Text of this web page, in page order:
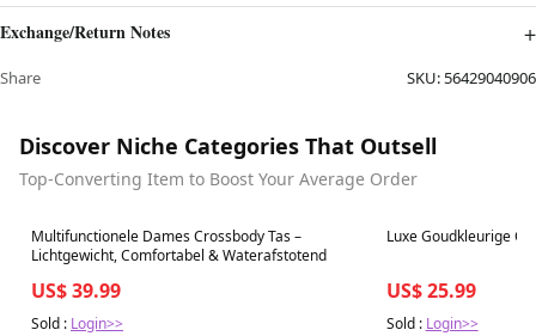
Exchange/Return Notes
Share SKU:56429040906
Discover Niche Categories That Outsell
Top-Converting Item to Boost Your Average Order
Best in 7 days
Multifunctionele Dames Crossbody Tas –
Lichtgewicht, Comfortabel & Waterafstotend
US$ 39.99
Sold : Login>>
Best in 7 days
Luxe Goudkleurige
US$ 25.99
Sold : Login>>